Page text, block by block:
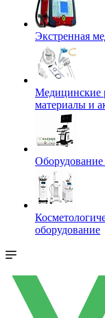
Экстренная
Медицинские
материалы и
Оборудование
оборудование